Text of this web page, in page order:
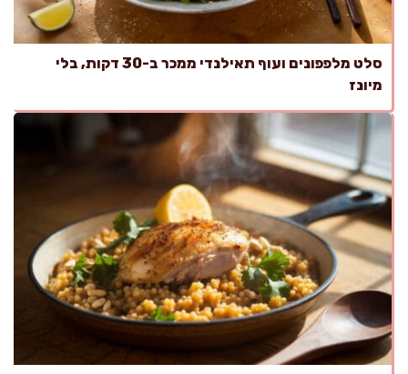
סלט מלפפונים ועוף תאילנדי ממכר ב-30 דקות, בלי
מיונז